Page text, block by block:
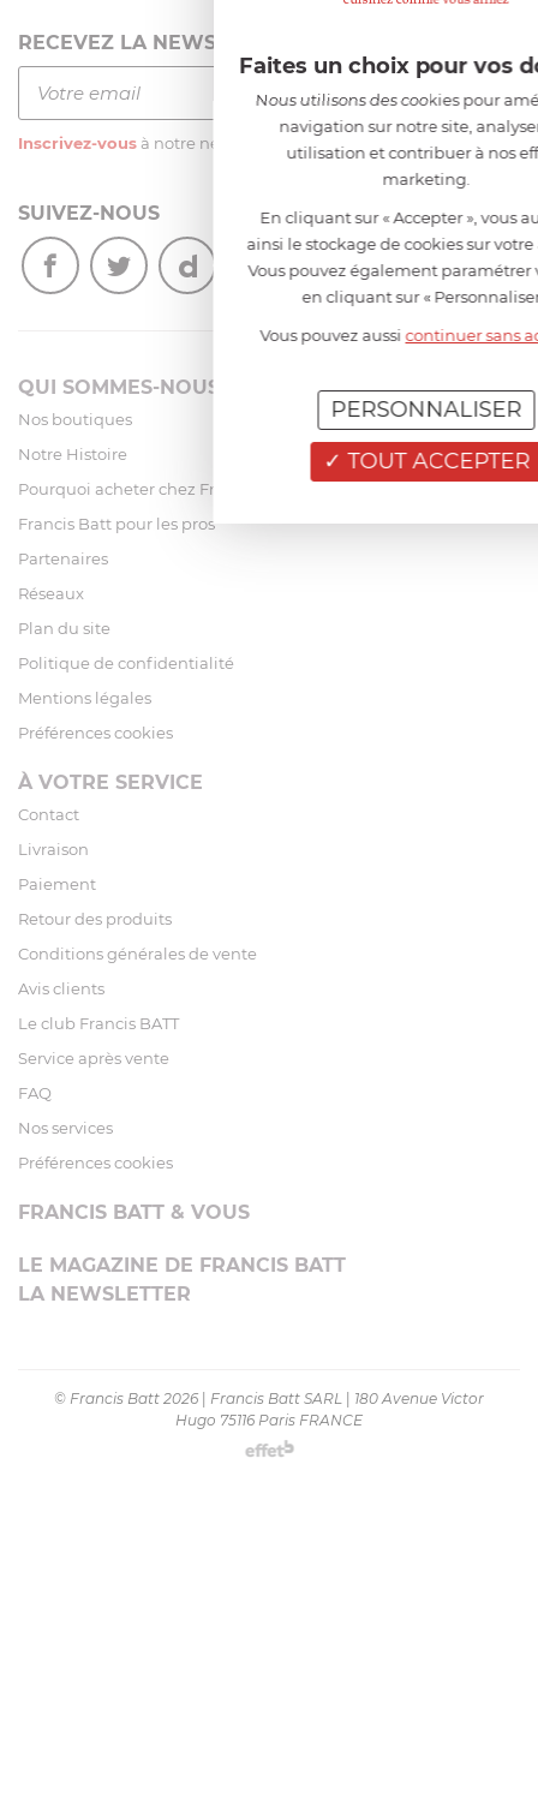
RECEVEZ LA NEWSLETTER
Inscrivez-vous à notre newsletter
SUIVEZ-NOUS
QUI SOMMES-NOUS?
Nos boutiques
Notre Histoire
Pourquoi acheter chez Francis Batt ?
Francis Batt pour les pros
Partenaires
Réseaux
Plan du site
Politique de confidentialité
Mentions légales
Préférences cookies
À VOTRE SERVICE
Contact
Livraison
Paiement
Retour des produits
Conditions générales de vente
Avis clients
Le club Francis BATT
Service après vente
FAQ
Nos services
Préférences cookies
FRANCIS BATT & VOUS
LE MAGAZINE DE FRANCIS BATT
LA NEWSLETTER
© Francis Batt 2026 Francis Batt SARL
180 Avenue Victor
Hugo 75116 Paris FRANCE
Faites un choix pour vos
Nous utilisons des cookies pour
navigation sur notre site,
utilisation et contribuer à nos
marketing.
En cliquant sur « Accepter », vous
ainsi le stockage de cookies sur
Vous pouvez également paramétrer
en cliquant sur «
Vous pouvez aussicontinuer sans
TOUT ACCEPTER
PERSONNALISER